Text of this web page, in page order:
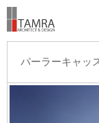
パーラーキャッ